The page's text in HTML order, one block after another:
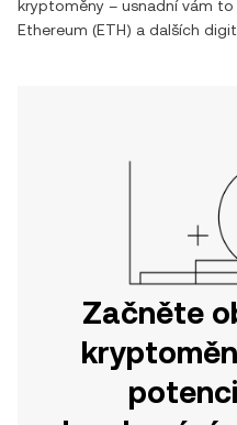
kryptoměny – usnadní vám
Ethereum (ETH) a dalších
Začněte